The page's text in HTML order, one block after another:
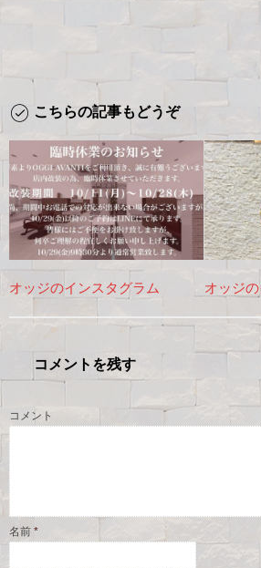
こちらの記事もどうぞ
オッジのインスタグラム オッジ
コメントを残す
コメント
名前 *